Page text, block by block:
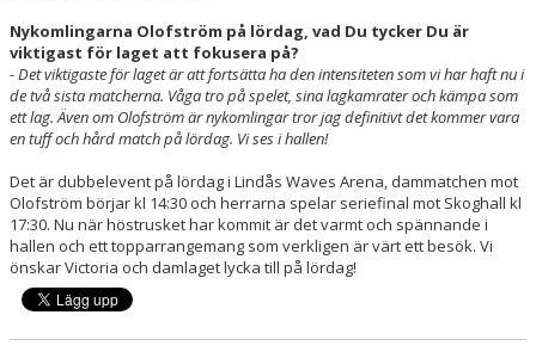
Nykomlingarna Olofström på lördag, vad Du tycker Du är
viktigast för laget att fokusera på?
- Det viktigaste för laget är att fortsätta ha den intensiteten som vi har haft nu i
de två sista matcherna. Våga tro på spelet, sina lagkamrater och kämpa som
ett lag. Även om Olofström är nykomlingar tror jag definitivt det kommer vara
en tuff och hård match på lördag. Vi ses i hallen!
Det är dubbelevent på lördag i Lindås Waves Arena, dammatchen mot
Olofström börjar kl 14:30 och herrarna spelar seriefinal mot Skoghall kl
17:30. Nu när höstrusket har kommit är det varmt och spännande i
hallen och ett topparrangemang som verkligen är värt ett besök. Vi
önskar Victoria och damlaget lycka till på lördag!